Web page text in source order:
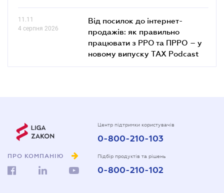
11.11
4 серпня 2026
Від посилок до інтернет-
продажів: як правильно
працювати з РРО та ПРРО – у
новому випуску TAX Podcast
ПРО КОМПАНІЮ
Центр підтримки користувачів
0-800-210-103
Підбір продуктів та рішень
0-800-210-102